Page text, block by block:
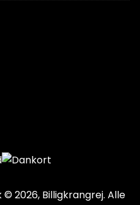
2026, Billigkrangrej. Alle